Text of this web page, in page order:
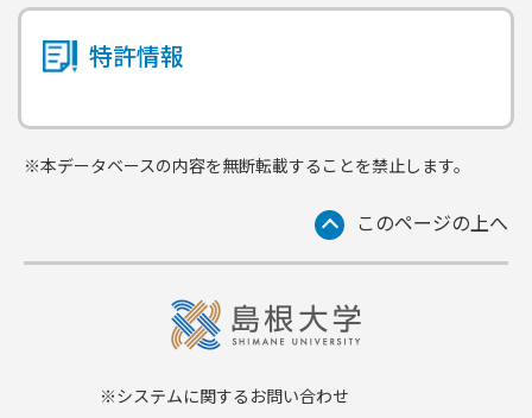
特許情報
※本データベースの内容を無断転載することを禁止します。
このページの上へ
※システムに関するお問い合わせ